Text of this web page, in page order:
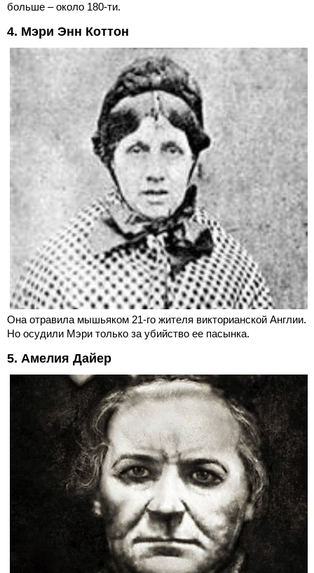
больше – около 180-ти.
4. Мэри Энн Коттон
Она отравила мышьяком 21-го жителя викторианской Англии.
Но осудили Мэри только за убийство ее пасынка.
5. Амелия Дайер